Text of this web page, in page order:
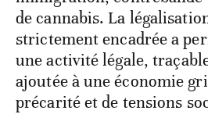
de cannabis. La
strictement encadrée a
une activité légale,
ajoutée à une économie
précarité et de tensions